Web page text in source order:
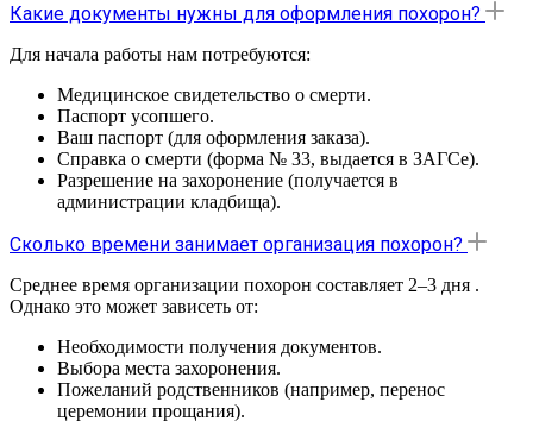
Какие документы нужны для оформления похорон?
Для начала работы нам потребуются:
Медицинское свидетельство о смерти.
Паспорт усопшего.
Ваш паспорт (для оформления заказа).
Справка о смерти (форма № 33, выдается в ЗАГСе).
Разрешение на захоронение (получается в
администрации кладбища).
Сколько времени занимает организация похорон?
Среднее время организации похорон составляет 2–3 дня .
Однако это может зависеть от:
Необходимости получения документов.
Выбора места захоронения.
Пожеланий родственников (например, перенос
церемонии прощания).